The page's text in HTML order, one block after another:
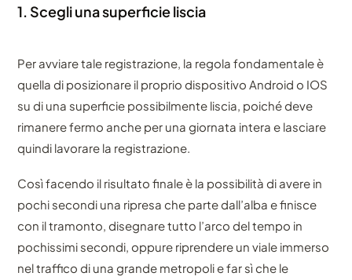
1. Scegli una superficie liscia
Per avviare tale registrazione, la regola fondamentale è
quella di posizionare il proprio dispositivo Android o IOS
su di una superficie possibilmente liscia, poiché deve
rimanere fermo anche per una giornata intera e lasciare
quindi lavorare la registrazione.
Così facendo il risultato finale è la possibilità di avere in
pochi secondi una ripresa che parte dall’alba e finisce
con il tramonto, disegnare tutto l’arco del tempo in
pochissimi secondi, oppure riprendere un viale immerso
nel traffico di una grande metropoli e far sì che le